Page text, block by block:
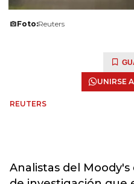
Foto:Reuters
UNIRSE
REUTERS
Analistas del